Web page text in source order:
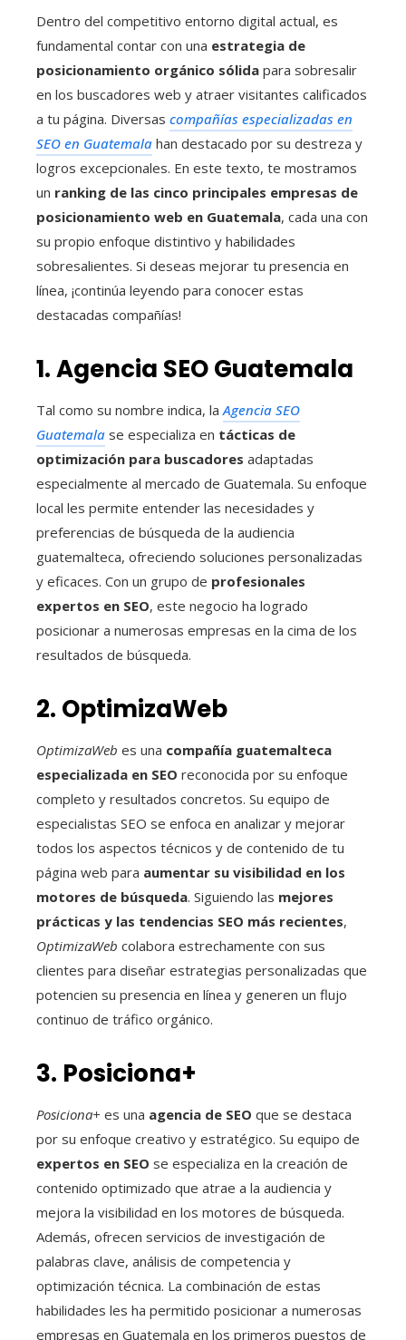
Dentro del competitivo entorno digital actual, es
fundamental contar con una estrategia de
posicionamiento orgánico sólida para sobresalir
en los buscadores web y atraer visitantes calificados
a tu página. Diversas compañías especializadas en
SEO en Guatemala han destacado por su destreza y
logros excepcionales. En este texto, te mostramos
un ranking de las cinco principales empresas de
posicionamiento web en Guatemala, cada una con
su propio enfoque distintivo y habilidades
sobresalientes. Si deseas mejorar tu presencia en
línea, ¡continúa leyendo para conocer estas
destacadas compañías!
1. Agencia SEO Guatemala
Tal como su nombre indica, la Agencia SEO
Guatemala se especializa en tácticas de
optimización para buscadores adaptadas
especialmente al mercado de Guatemala. Su enfoque
local les permite entender las necesidades y
preferencias de búsqueda de la audiencia
guatemalteca, ofreciendo soluciones personalizadas
y eficaces. Con un grupo de profesionales
expertos en SEO, este negocio ha logrado
posicionar a numerosas empresas en la cima de los
resultados de búsqueda.
2. OptimizaWeb
OptimizaWeb es una compañía guatemalteca
especializada en SEO reconocida por su enfoque
completo y resultados concretos. Su equipo de
especialistas SEO se enfoca en analizar y mejorar
todos los aspectos técnicos y de contenido de tu
página web para aumentar su visibilidad en los
motores de búsqueda. Siguiendo las mejores
prácticas y las tendencias SEO más recientes,
OptimizaWeb colabora estrechamente con sus
clientes para diseñar estrategias personalizadas que
potencien su presencia en línea y generen un flujo
continuo de tráfico orgánico.
3. Posiciona+
Posiciona+ es una agencia de SEO que se destaca
por su enfoque creativo y estratégico. Su equipo de
expertos en SEO se especializa en la creación de
contenido optimizado que atrae a la audiencia y
mejora la visibilidad en los motores de búsqueda.
Además, ofrecen servicios de investigación de
palabras clave, análisis de competencia y
optimización técnica. La combinación de estas
habilidades les ha permitido posicionar a numerosas
empresas en Guatemala en los primeros puestos de